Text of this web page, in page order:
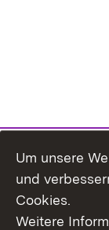
Um unsere
und
Cookies.
Weitere